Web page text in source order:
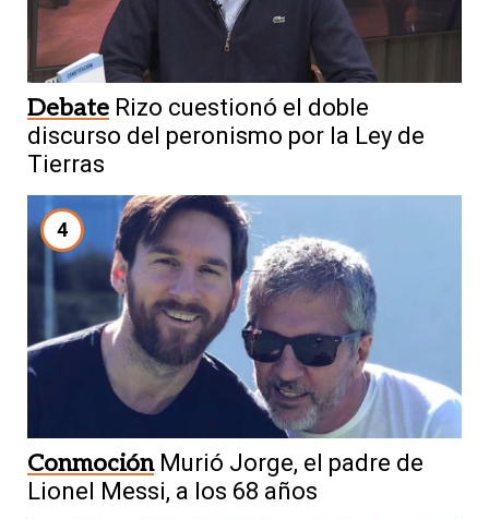
Debate Rizo cuestionó el doble
discurso del peronismo por la Ley de
Tierras
4
Conmoción Murió Jorge, el padre de
Lionel Messi, a los 68 años